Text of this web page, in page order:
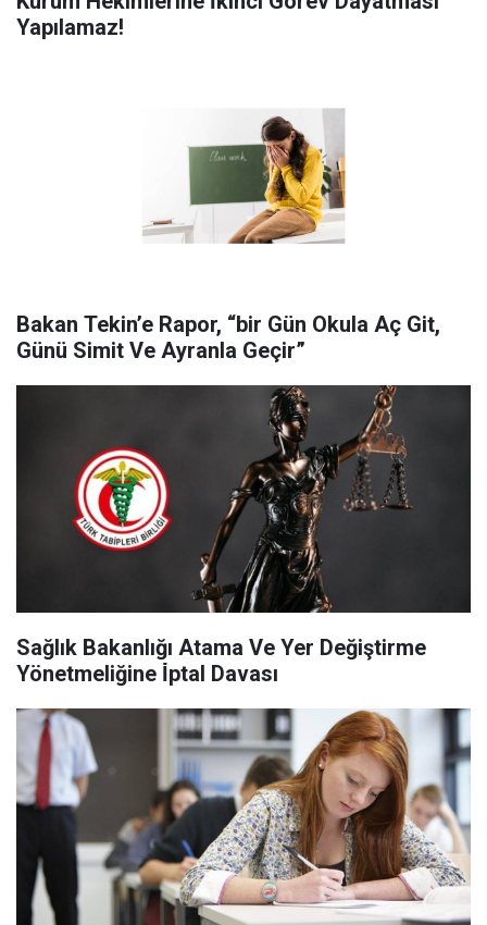
Yapılamaz!
Bakan Tekin’e Rapor, “bir Gün Okula Aç Git,
Günü Simit Ve Ayranla Geçir”
Sağlık Bakanlığı Atama Ve Yer Değiştirme
Yönetmeliğine İ̇ptal Davası